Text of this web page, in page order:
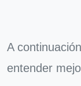
A
entender